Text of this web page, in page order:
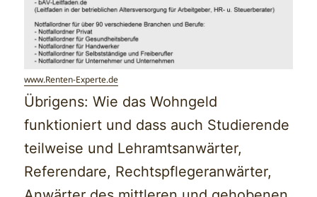
www.Renten-Experte.de
Übrigens: Wie das Wohngeld
funktioniert und dass auch Studierende
teilweise und Lehramtsanwärter,
Referendare, Rechtspflegeranwärter,